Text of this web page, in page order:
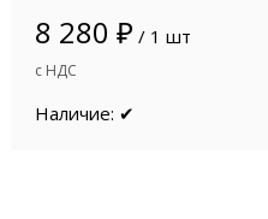
8 280 ₽ / 1 шт
с НДС
Наличие: ✔